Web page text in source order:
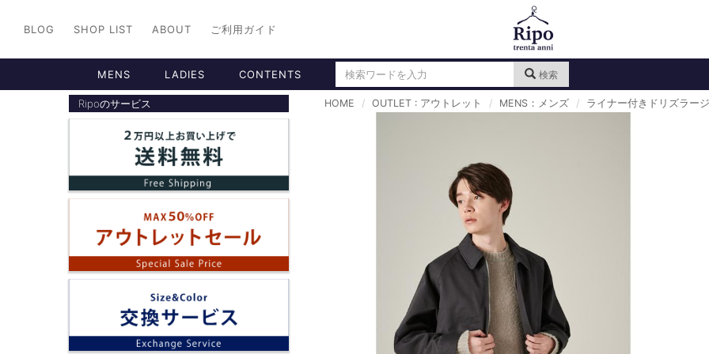
BLOG SHOP LIST ABOUT ご利用ガイド
MENS LADIES CONTENTS 検索
Ripoのサービス HOME OUTLET : アウトレット MENS：メンズ ライナー付きドリズラー